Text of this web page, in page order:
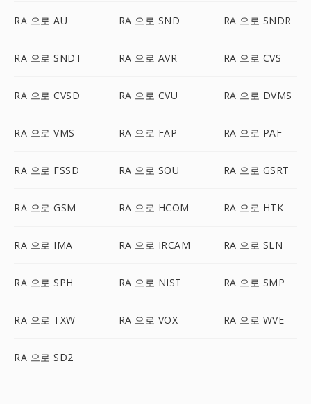
RA 으로 AU RA 으로 SND RA 으로 SNDR
RA 으로 SNDT RA 으로 AVR RA 으로 CVS
RA 으로 CVSD RA 으로 CVU RA 으로 DVMS
RA 으로 VMS RA 으로 FAP RA 으로 PAF
RA 으로 FSSD RA 으로 SOU RA 으로 GSRT
RA 으로 GSM RA 으로 HCOM RA 으로 HTK
RA 으로 IMA RA 으로 IRCAM RA 으로 SLN
RA 으로 SPH RA 으로 NIST RA 으로 SMP
RA 으로 TXW RA 으로 VOX RA 으로 WVE
RA 으로 SD2